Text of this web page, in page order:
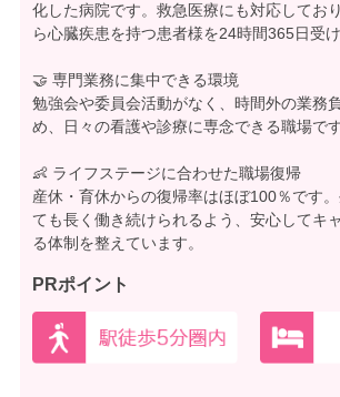
化した病院です。救急医療にも対応してお
ら心臓疾患を持つ患者様を24時間365日受け
🤝 専門業務に集中できる環境
勉強会や委員会活動がなく、時間外の業務
め、日々の看護や診療に専念できる職場です
👶 ライフステージに合わせた職場復帰
産休・育休からの復帰率はほぼ100％です
ても長く働き続けられるよう、安心してキ
る体制を整えています。
PRポイント